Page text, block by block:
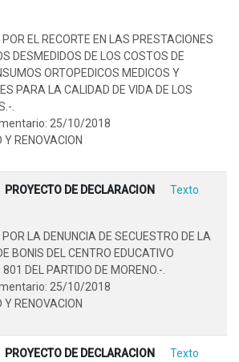
EL RECORTE EN LAS PRESTACIONES
DESMEDIDOS DE LOS COSTOS DE
ORTOPEDICOS MEDICOS Y
PARA LA CALIDAD DE VIDA DE LOS
.
25/10/2018
RENOVACION
PROYECTO DE DECLARACION
Texto
LA DENUNCIA DE SECUESTRO DE LA
BONIS DEL CENTRO EDUCATIVO
DEL PARTIDO DE MORENO.-.
25/10/2018
RENOVACION
PROYECTO DE DECLARACION
Texto